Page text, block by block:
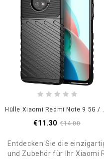
Hülle Xiaomi
€11.30 €14.00
Entdecken Sie die
und Zubehör für Ihr Xiaomi